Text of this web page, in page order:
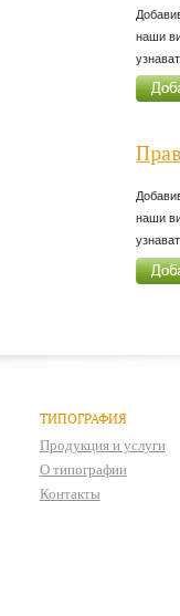
наши
наши
ТИПОГРАФИЯ
Продукция и услуги
О типографии
Контакты